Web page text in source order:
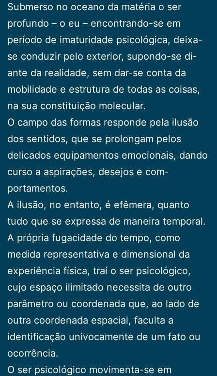
Submerso no oceano da matéria o ser
profundo – o eu – encontrando-se em
período de imaturidade psico­lógica, deixa-
se conduzir pelo exterior, supondo-se di­
ante da realidade, sem dar-se conta da
mobilidade e estrutura de todas as coisas,
na sua constituição mole­cular.
O campo das formas responde pela ilusão
dos sen­tidos, que se prolongam pelos
delicados equipamentos emocionais, dando
curso a aspirações, desejos e com­
portamentos.
A ilusão, no entanto, é efêmera, quanto
tudo que se expressa de maneira temporal.
A própria fugacida­de do tempo, como
medida representativa e dimensio­nal da
experiência física, traí o ser psicológico,
cujo es­paço ilimitado necessita de outro
parâmetro ou coor­denada que, ao lado de
outra coordenada espacial, faculta a
identificação univocamente de um fato ou
ocor­rência.
O ser psicológico movimenta-se em